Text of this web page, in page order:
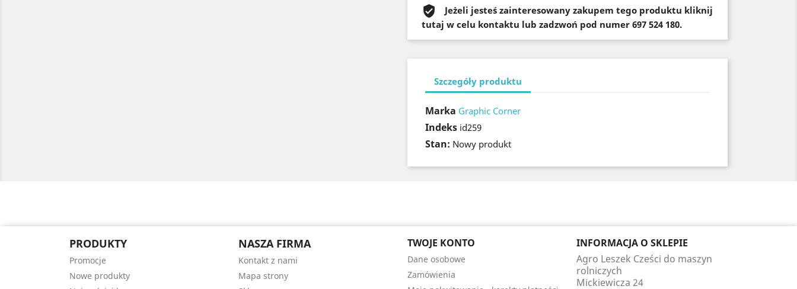
Jeżeli jesteś zainteresowany zakupem tego produktu kliknij
tutaj w celu kontaktu lub zadzwoń pod numer 697 524 180.
Szczegóły produktu
Marka Graphic Corner
Indeks id259
Stan: Nowy produkt
PRODUKTY
Promocje
Nowe produkty
NASZA FIRMA
Kontakt z nami
Mapa strony
TWOJE KONTO
Dane osobowe
Zamówienia
INFORMACJA O SKLEPIE
Agro Leszek Cześci do maszyn
rolniczych
Mickiewicza 24